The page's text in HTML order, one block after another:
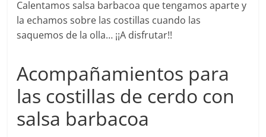
Calentamos salsa barbacoa que tengamos aparte y
la echamos sobre las costillas cuando las
saquemos de la olla… ¡¡A disfrutar!!
Acompañamientos para
las costillas de cerdo con
salsa barbacoa